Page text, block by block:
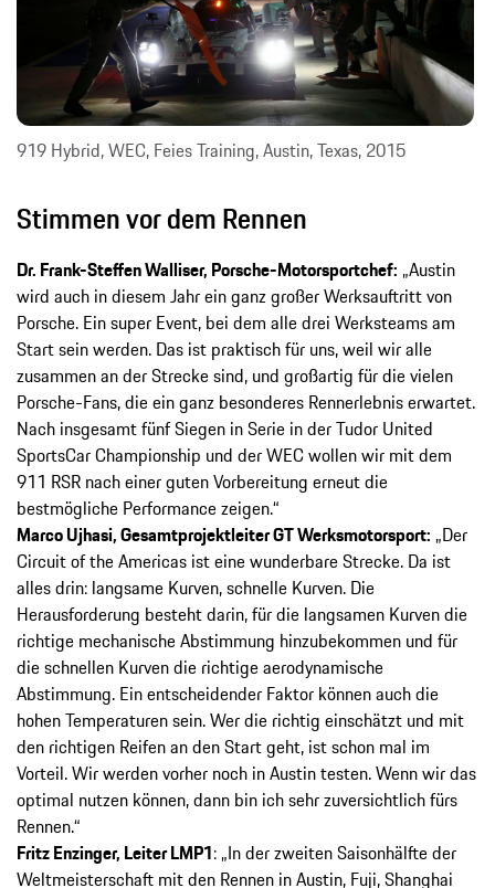
919 Hybrid, WEC, Feies Training, Austin, Texas, 2015
Stimmen vor dem Rennen
Dr. Frank-Steffen Walliser, Porsche-Motorsportchef: „Austin
wird auch in diesem Jahr ein ganz großer Werksauftritt von
Porsche. Ein super Event, bei dem alle drei Werksteams am
Start sein werden. Das ist praktisch für uns, weil wir alle
zusammen an der Strecke sind, und großartig für die vielen
Porsche-Fans, die ein ganz besonderes Rennerlebnis erwartet.
Nach insgesamt fünf Siegen in Serie in der Tudor United
SportsCar Championship und der WEC wollen wir mit dem
911 RSR nach einer guten Vorbereitung erneut die
bestmögliche Performance zeigen.“
Marco Ujhasi, Gesamtprojektleiter GT Werksmotorsport: „Der
Circuit of the Americas ist eine wunderbare Strecke. Da ist
alles drin: langsame Kurven, schnelle Kurven. Die
Herausforderung besteht darin, für die langsamen Kurven die
richtige mechanische Abstimmung hinzubekommen und für
die schnellen Kurven die richtige aerodynamische
Abstimmung. Ein entscheidender Faktor können auch die
hohen Temperaturen sein. Wer die richtig einschätzt und mit
den richtigen Reifen an den Start geht, ist schon mal im
Vorteil. Wir werden vorher noch in Austin testen. Wenn wir das
optimal nutzen können, dann bin ich sehr zuversichtlich fürs
Rennen.“
Fritz Enzinger, Leiter LMP1: „In der zweiten Saisonhälfte der
Weltmeisterschaft mit den Rennen in Austin, Fuji, Shanghai